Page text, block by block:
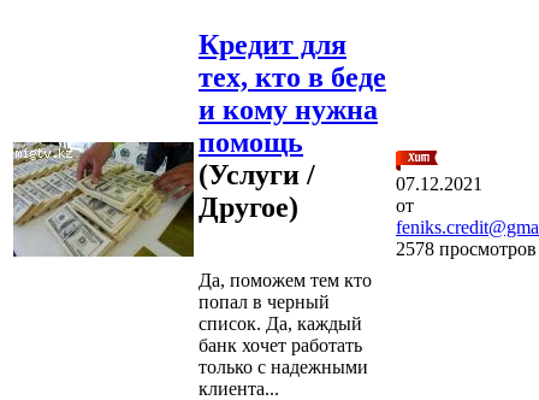
Кредит для
тех, кто в беде
и кому нужна
помощь
(Услуги /
Другое)
Да, поможем тем кто
попал в черный
список. Да, каждый
банк хочет работать
только с надежными
клиента...
07.12.2021
от
2578 просмотров